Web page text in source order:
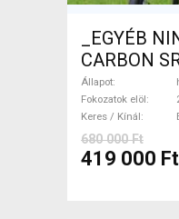
_EGYÉB
CARBON
CARBON
ELADÓ
Állapot
Fokozatok elöl
Keres / Kínál
680 000 Ft
419 000 Ft